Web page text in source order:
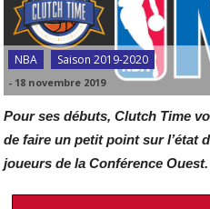
NBA Saison 2019-2020
- 18 novembre 2019
Pour ses débuts, Clutch Time
de faire un petit point sur l’état
joueurs de la Conférence Ouest.